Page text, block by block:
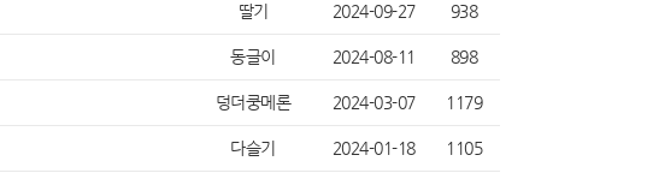
딸기 2024-09-27 938
동글이 2024-08-11 898
덩더쿵메론 2024-03-07 1179
다슬기 2024-01-18 1105